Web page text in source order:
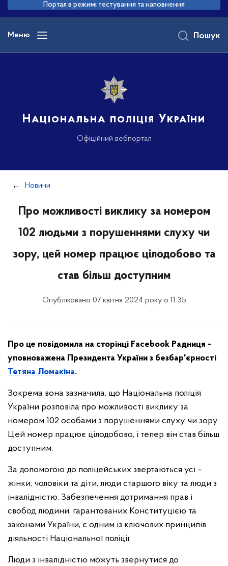
основного
вмісту
Портал в режимі тестування та наповнення
Меню
Національна поліція України
Офіційний вебпортал
Пошук
Новини
Про можливості виклику за номером
102 людьми з порушеннями слуху чи
зору, цей номер працює цілодобово та
став більш доступним
Опубліковано 07 квітня 2024 року о 11:35
Про це повідомила на сторінці Facebook Радниця -
уповноважена Президента України з безбар'єрності
Тетяна Ломакіна.
Зокрема вона зазначила, що Національна поліція
України розповіла про можливості виклику за
номером 102 особами з порушеннями слуху чи зору.
Цей номер працює цілодобово, і тепер він став більш
доступним.
За допомогою до поліцейських звертаються усі –
жінки, чоловіки та діти, люди старшого віку та люди з
інвалідністю. Забезпечення дотримання прав і
свобод людини, гарантованих Конституцією та
законами України, є одним із ключових принципів
діяльності Національної поліції.
Люди з інвалідністю можуть звернутися до